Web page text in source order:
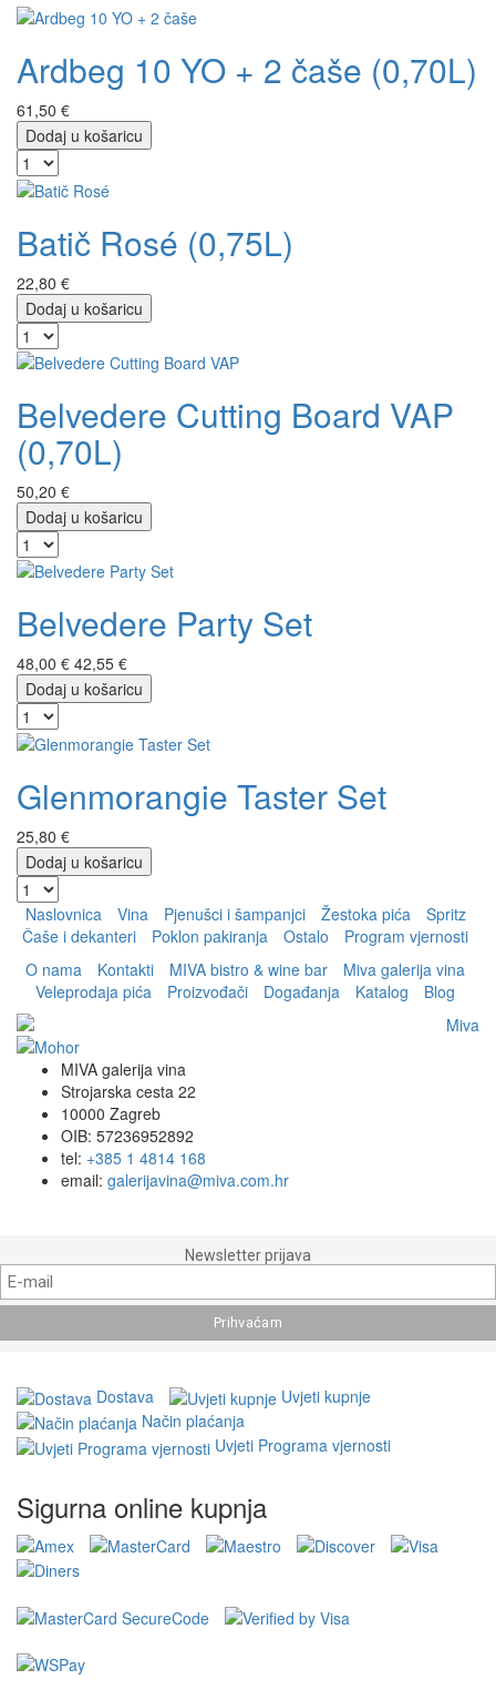
Ardbeg 10 YO + 2 čaše (0,70L)
61,50 €
Dodaj u košaricu
Batič Rosé (0,75L)
22,80 €
Dodaj u košaricu
Belvedere Cutting Board VAP
(0,70L)
50,20 €
Dodaj u košaricu
Belvedere Party Set
48,00 € 42,55 €
Dodaj u košaricu
Glenmorangie Taster Set
25,80 €
Dodaj u košaricu
Naslovnica Vina Pjenušci i šampanjci Žestoka pića
Spritz
Čaše i dekanteri
Poklon pakiranja Ostalo
Program vjernosti
O nama
Kontakti MIVA bistro & wine bar
Miva galerija vina
Veleprodaja pića
Proizvođači Događanja Katalog Blog
MIVA galerija vina
Strojarska cesta 22
10000 Zagreb
OIB: 57236952892
tel: +385 1 4814 168
email: galerijavina@miva.com.hr
Newsletter prijava
Dostava
Uvjeti kupnje
Način plaćanja
Uvjeti Programa vjernosti
Sigurna online kupnja